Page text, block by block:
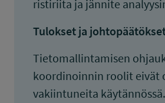
ristiriita ja jännite
Tulokset ja
Tietomallintamisen
koordinoinnin roolit eivät
vakiintuneita